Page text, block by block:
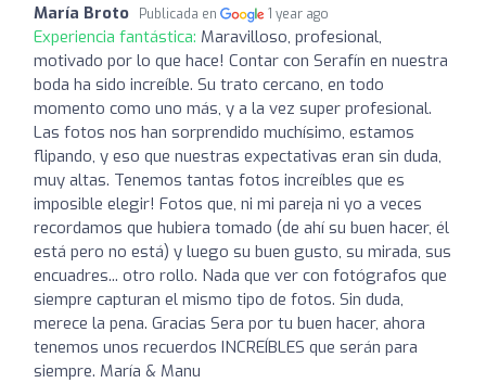
María Broto Publicada en 1 year ago
Experiencia fantástica: Maravilloso, profesional,
motivado por lo que hace! Contar con Serafín en nuestra
boda ha sido increíble. Su trato cercano, en todo
momento como uno más, y a la vez super profesional.
Las fotos nos han sorprendido muchísimo, estamos
flipando, y eso que nuestras expectativas eran sin duda,
muy altas. Tenemos tantas fotos increíbles que es
imposible elegir! Fotos que, ni mi pareja ni yo a veces
recordamos que hubiera tomado (de ahí su buen hacer, él
está pero no está) y luego su buen gusto, su mirada, sus
encuadres... otro rollo. Nada que ver con fotógrafos que
siempre capturan el mismo tipo de fotos. Sin duda,
merece la pena. Gracias Sera por tu buen hacer, ahora
tenemos unos recuerdos INCREÍBLES que serán para
siempre. María & Manu